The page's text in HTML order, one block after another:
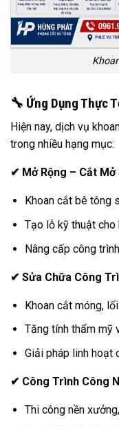
🔧 Ứng Dụng Thực
Hiện nay, dịch vụ
trong nhiều hạng mục:
✔ Mở Rộng – Cắt Mở
Khoan cắt bê tông
Tạo lỗ kỹ thuật cho
Nâng cấp công
✔ Sửa Chữa Công
Khoan cắt móng,
Tăng tính thẩm mỹ
Giải pháp linh hoạt
✔ Công Trình Công
Thi công nền